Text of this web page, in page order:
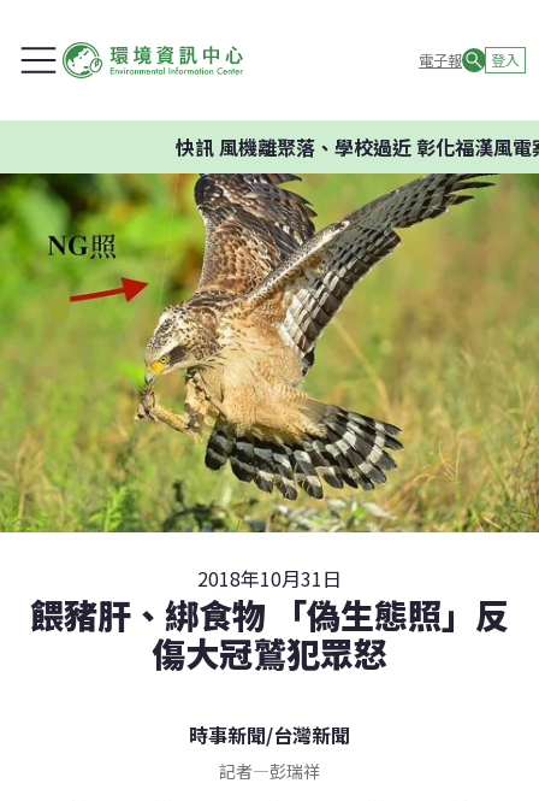
電子報 登入
風機離聚落、學校過近 彰化福漢風電案環
2018年10月31日
餵豬肝、綁食物 「偽生態照」反
傷大冠鷲犯眾怒
時事新聞/台灣新聞
記者—彭瑞祥